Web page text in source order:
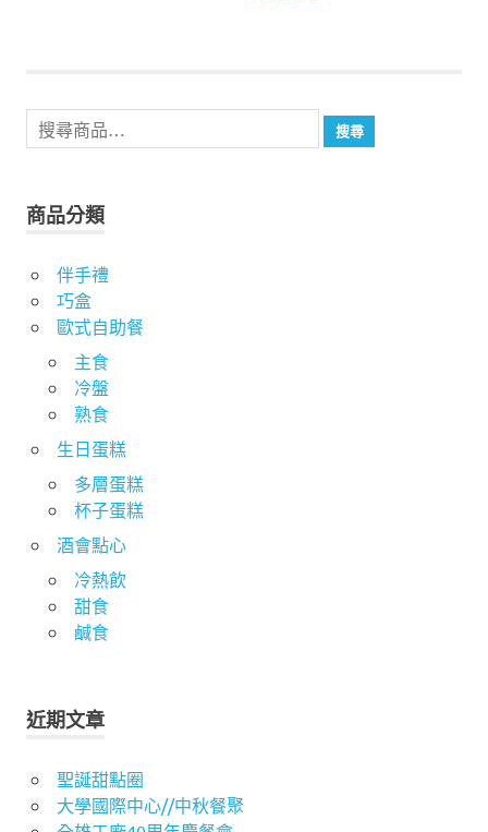
搜
尋
鍵
字:
搜尋
商品分類
伴手禮
巧盒
歐式自助餐
主食
冷盤
熟食
生日蛋糕
多層蛋糕
杯子蛋糕
酒會點心
冷熱飲
甜食
鹹食
近期文章
聖誕甜點圈
大學國際中心//中秋餐聚